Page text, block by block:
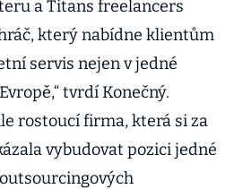
přechod na
paletový
pooling
a Titans freelancers
který nabídne klientům
servis nejen v jedné
tvrdí Konečný.
rostoucí firma, která si za
vybudovat pozici jedné